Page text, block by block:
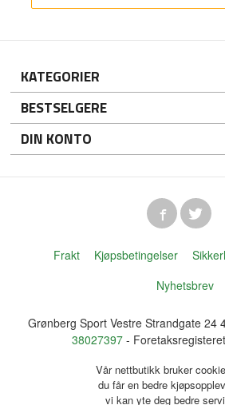
KATEGORIER
BESTSELGERE
DIN KONTO
Frakt Kjøpsbetingelser
Nyhetsbrev
Grønberg Sport Vestre Strandgate 24
38027397-
Vår nettbutikk bruker
du får en bedre
vi kan yte deg bedre